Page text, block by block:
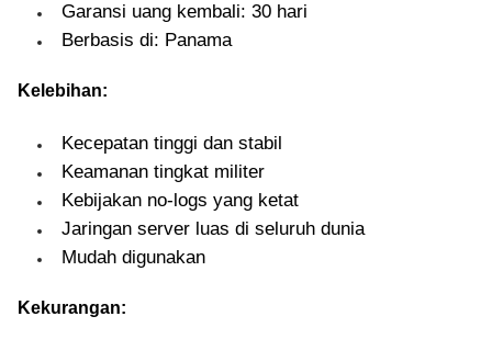
Garansi uang kembali: 30 hari
Berbasis di: Panama
Kelebihan:
Kecepatan tinggi dan stabil
Keamanan tingkat militer
Kebijakan no-logs yang ketat
Jaringan server luas di seluruh dunia
Mudah digunakan
Kekurangan: